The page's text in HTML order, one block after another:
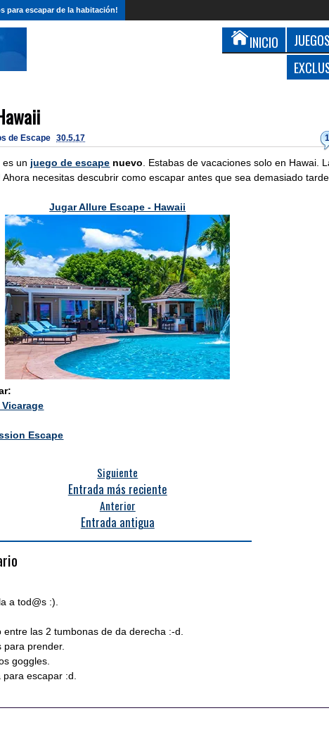
para escapar de la habitación!
INICIO
de Escape 30.5.17
es un juego de escape nuevo . Estabas de vacaciones solo en Hawai.
necesitas descubrir como escapar antes que sea demasiado tarde.
Jugar Allure Escape - Hawaii
Escape
Siguiente
Entrada más reciente
Anterior
Entrada antigua
a tod@s :).
las 2 tumbonas de da derecha :-d.
para prender.
goggles.
escapar :d.